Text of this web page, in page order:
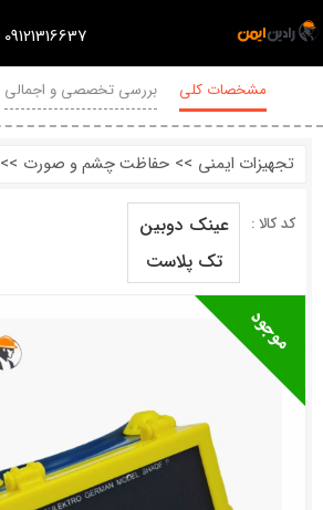
09121316637
مشخصات کلی بررسی تخصصی و اجمالی
تجهیزات ایمنی >> حفاظت چشم و صورت >>
کد کالا :
عینک دوبین
تک پلاست